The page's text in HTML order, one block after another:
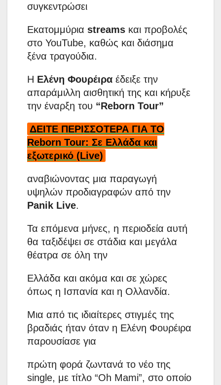
συγκεντρώσει
Εκατομμύρια streams και προβολές
στο YouTube, καθώς και διάσημα
ξένα τραγούδια.
Η Ελένη Φουρέιρα έδειξε την
απαράμιλλη αισθητική της και κήρυξε
την έναρξη του “Reborn Tour”
ΔΕΙΤΕ ΠΕΡΙΣΣΟΤΕΡΑ ΓΙΑ ΤΟ
Reborn Tour: Σε Ελλάδα και
εξωτερικό (Live)
αναβιώνοντας μια παραγωγή
υψηλών προδιαγραφών από την
Panik Live.
Τα επόμενα μήνες, η περιοδεία αυτή
θα ταξιδέψει σε στάδια και μεγάλα
θέατρα σε όλη την
Ελλάδα και ακόμα και σε χώρες
όπως η Ισπανία και η Ολλανδία.
Μια από τις ιδιαίτερες στιγμές της
βραδιάς ήταν όταν η Ελένη Φουρέιρα
παρουσίασε για
πρώτη φορά ζωντανά το νέο της
single, με τίτλο “Oh Mami”, στο οποίο